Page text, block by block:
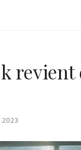
revient
2023